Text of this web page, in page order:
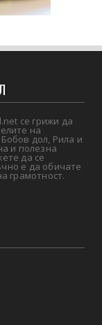
се грижи да
на
дол, Рила и
и полезна
да се
е да обичате
грамотност.